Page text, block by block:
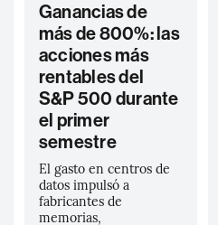
Ganancias de
más de 800%: las
acciones más
rentables del
S&P 500 durante
el primer
semestre
El gasto en centros de
datos impulsó a
fabricantes de
memorias,